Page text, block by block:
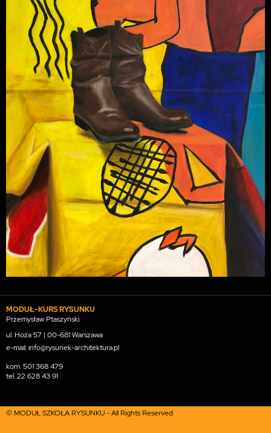
MODUŁ-KURS RYSUNKU
Przemysław Ptaszyński
ul. Hoża 57 | 00-681 Warszawa
e-mail: info@rysunek-architektura.pl
kom.501 368 479
tel.22 628 43 91
© MODUŁ SZKOŁA RYSUNKU - All Rights Reserved